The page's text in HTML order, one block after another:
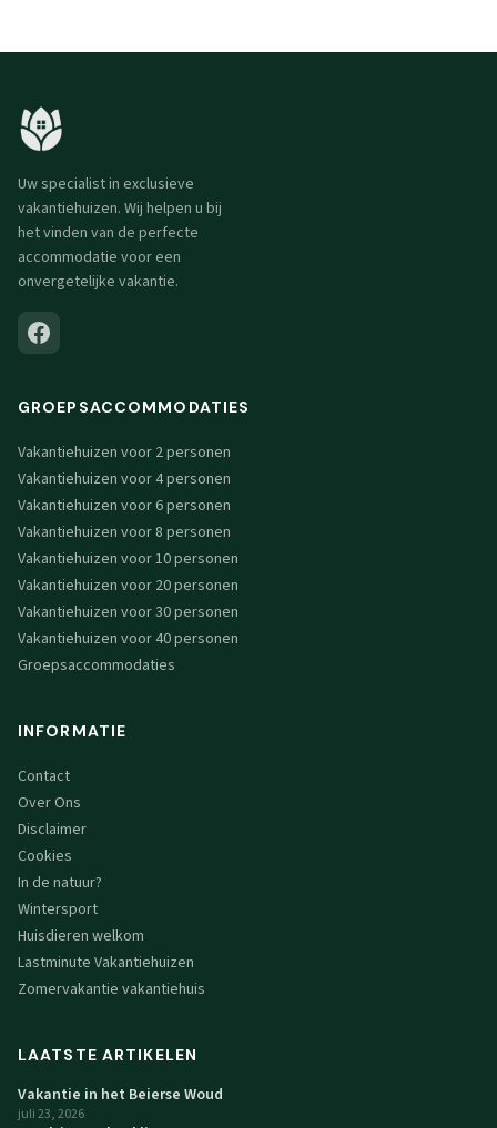
Uw specialist in exclusieve
vakantiehuizen. Wij helpen u bij
het vinden van de perfecte
accommodatie voor een
onvergetelijke vakantie.
GROEPSACCOMMODATIES
Vakantiehuizen voor 2 personen
Vakantiehuizen voor 4 personen
Vakantiehuizen voor 6 personen
Vakantiehuizen voor 8 personen
Vakantiehuizen voor 10 personen
Vakantiehuizen voor 20 personen
Vakantiehuizen voor 30 personen
Vakantiehuizen voor 40 personen
Groepsaccommodaties
INFORMATIE
Contact
Over Ons
Disclaimer
Cookies
In de natuur?
Wintersport
Huisdieren welkom
Lastminute Vakantiehuizen
Zomervakantie vakantiehuis
LAATSTE ARTIKELEN
Vakantie in het Beierse Woud
juli 23, 2026